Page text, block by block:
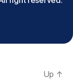
Up ↑